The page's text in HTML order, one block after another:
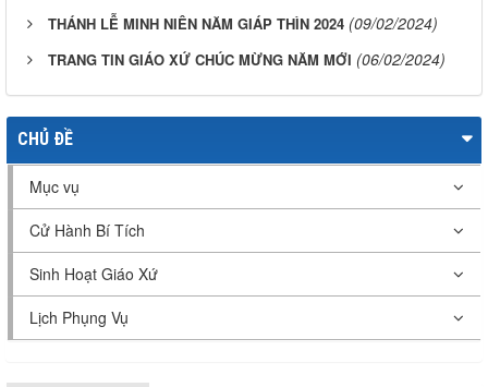
THÁNH LỄ MINH NIÊN NĂM GIÁP THÌN 2024 (09/02/2024)
TRANG TIN GIÁO XỨ CHÚC MỪNG NĂM MỚI (06/02/2024)
CHỦ ĐỀ
Mục vụ
Cử Hành Bí Tích
Sinh Hoạt Giáo Xứ
Lịch Phụng Vụ